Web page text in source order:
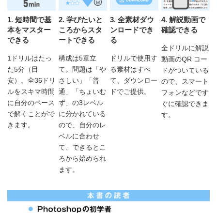
1. 短時間で基
本をマスター
できる
1ドリルはたっ
た5分（目
安）。全36ドリ
ルをスキマ時間
に自分のペース
で解くことがで
きます。
2. 学びたいと
ころからスタ
ートできる
構成は5章立
て。問題は「や
さしい」「普
通」「ちょいむ
ず」の3レベル
に分かれている
ので、自分のレ
ベルに合わせ
て、できるとこ
ろから始められ
ます。
3. 全素材ダウ
ンロードでき
る
ドリルで使用す
る素材はすべ
て、ダウンロー
ドでご提供。
4. 解説動画で
確認できる
全ドリルに解説
動画のQR コー
ドがついている
ので、スマート
フォンなどです
ぐに確認できま
す。